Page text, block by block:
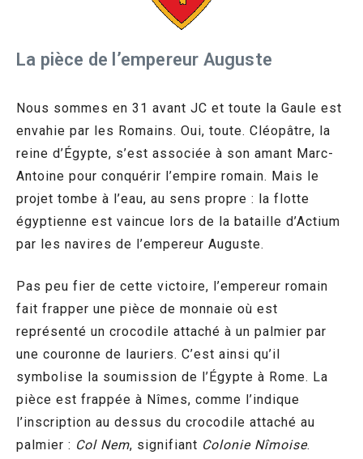
La pièce de l’empereur Auguste
Nous sommes en 31 avant JC et toute la Gaule est
envahie par les Romains. Oui, toute. Cléopâtre, la
reine d’Égypte, s’est associée à son amant Marc-
Antoine pour conquérir l’empire romain. Mais le
projet tombe à l’eau, au sens propre : la flotte
égyptienne est vaincue lors de la bataille d’Actium
par les navires de l’empereur Auguste.
Pas peu fier de cette victoire, l’empereur romain
fait frapper une pièce de monnaie où est
représenté un crocodile attaché à un palmier par
une couronne de lauriers. C’est ainsi qu’il
symbolise la soumission de l’Égypte à Rome. La
pièce est frappée à Nîmes, comme l’indique
l’inscription au dessus du crocodile attaché au
palmier : Col Nem, signifiant Colonie Nîmoise.